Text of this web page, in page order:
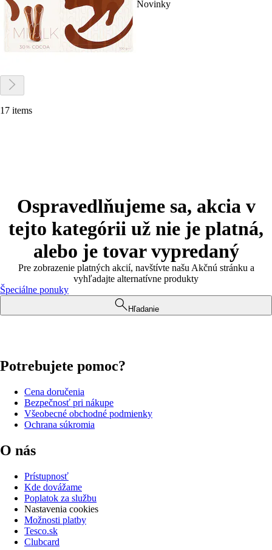
Novinky
17 items
Ospravedlňujeme sa, akcia v
tejto kategórii už nie je platná,
alebo je tovar vypredaný
Pre zobrazenie platných akcií, navštívte našu Akčnú stránku a
vyhľadajte alternatívne produkty
Špeciálne ponuky
Hľadanie
Potrebujete pomoc?
Cena doručenia
Bezpečnosť pri nákupe
Všeobecné obchodné podmienky
Ochrana súkromia
O nás
Prístupnosť
Kde dovážame
Poplatok za službu
Nastavenia cookies
Možnosti platby
Tesco.sk
Clubcard